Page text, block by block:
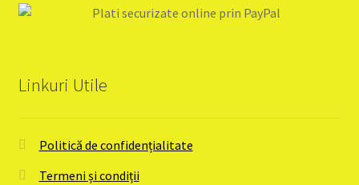
Linkuri Utile
Politică de confidențialitate
Termeni și condiții